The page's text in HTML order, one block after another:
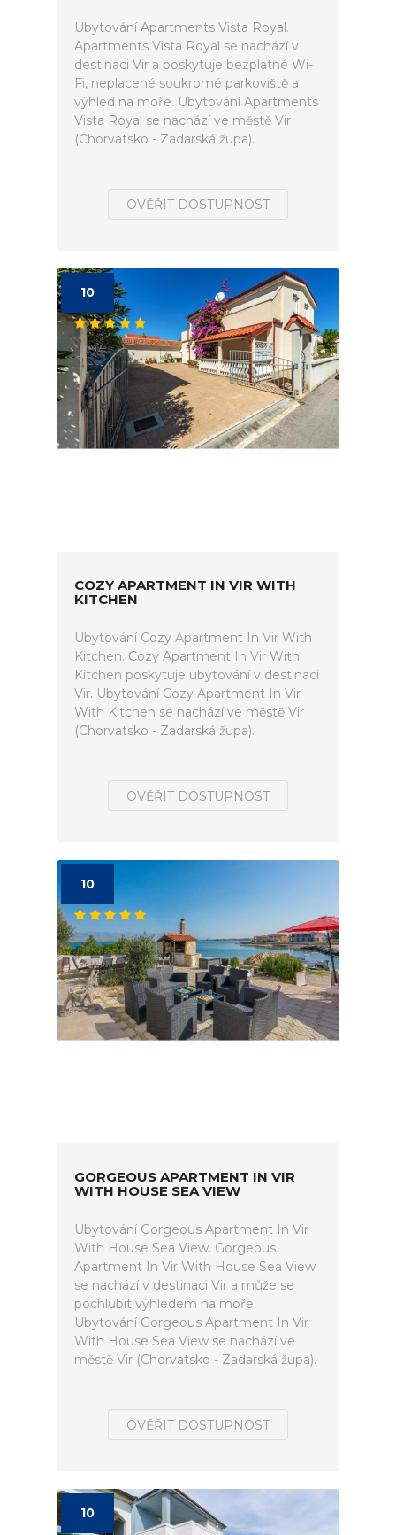
Ubytování Apartments Vista Royal.
Apartments Vista Royal se nachází v
destinaci Vir a poskytuje bezplatné Wi-
Fi, neplacené soukromé parkoviště a
výhled na moře. Ubytování Apartments
Vista Royal se nachází ve městě Vir
(Chorvatsko - Zadarská župa).
OVĚŘIT DOSTUPNOST
10
COZY APARTMENT IN VIR WITH
KITCHEN
Ubytování Cozy Apartment In Vir With
Kitchen. Cozy Apartment In Vir With
Kitchen poskytuje ubytování v destinaci
Vir. Ubytování Cozy Apartment In Vir
With Kitchen se nachází ve městě Vir
(Chorvatsko - Zadarská župa).
OVĚŘIT DOSTUPNOST
10
GORGEOUS APARTMENT IN VIR
WITH HOUSE SEA VIEW
Ubytování Gorgeous Apartment In Vir
With House Sea View. Gorgeous
Apartment In Vir With House Sea View
se nachází v destinaci Vir a může se
pochlubit výhledem na moře.
Ubytování Gorgeous Apartment In Vir
With House Sea View se nachází ve
městě Vir (Chorvatsko - Zadarská župa).
OVĚŘIT DOSTUPNOST
10